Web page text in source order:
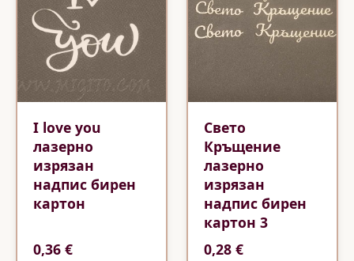
I love you
лазерно
изрязан
надпис бирен
картон
0,36 €
Свето
Кръщение
лазерно
изрязан
надпис бирен
картон 3
0,28 €